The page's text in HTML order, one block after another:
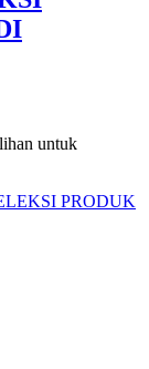
untuk
PRODUK